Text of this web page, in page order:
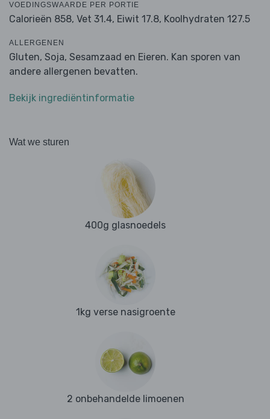
VOEDINGSWAARDE PER PORTIE
Calorieën 858, Vet 31.4, Eiwit 17.8, Koolhydraten 127.5
ALLERGENEN
Gluten, Soja, Sesamzaad en Eieren. Kan sporen van
andere allergenen bevatten.
Bekijk ingrediëntinformatie
Wat we sturen
400g glasnoedels
1kg verse nasigroente
2 onbehandelde limoenen